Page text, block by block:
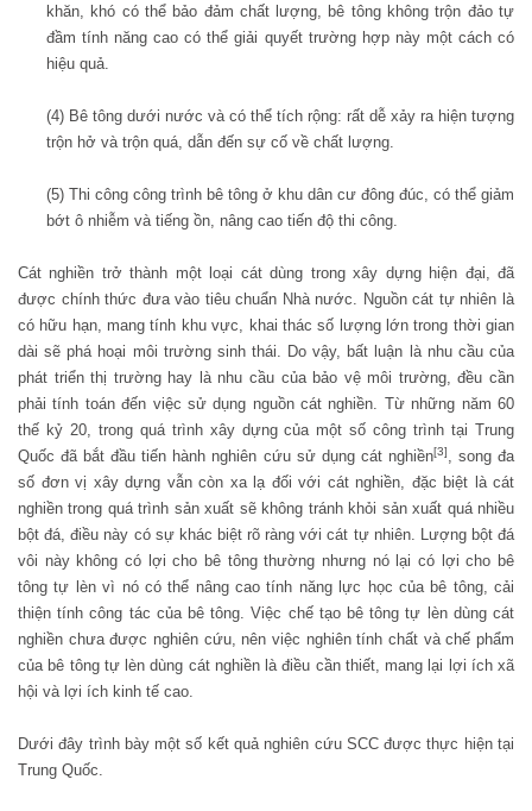
khăn, khó có thể bảo đảm chất lượng, bê tông không trộn đảo tự
đầm tính năng cao có thể giải quyết trường hợp này một cách có
hiệu quả.
(4) Bê tông dưới nước và có thể tích rộng: rất dễ xảy ra hiện tượng
trộn hở và trộn quá, dẫn đến sự cố về chất lượng.
(5) Thi công công trình bê tông ở khu dân cư đông đúc, có thể giảm
bớt ô nhiễm và tiếng ồn, nâng cao tiến độ thi công.
Cát nghiền trở thành một loại cát dùng trong xây dựng hiện đại, đã
được chính thức đưa vào tiêu chuẩn Nhà nước. Nguồn cát tự nhiên là
có hữu hạn, mang tính khu vực, khai thác số lượng lớn trong thời gian
dài sẽ phá hoại môi trường sinh thái. Do vậy, bất luận là nhu cầu của
phát triển thị trường hay là nhu cầu của bảo vệ môi trường, đều cần
phải tính toán đến việc sử dụng nguồn cát nghiền. Từ những năm 60
thế kỷ 20, trong quá trình xây dựng của một số công trình tại Trung
Quốc đã bắt đầu tiến hành nghiên cứu sử dụng cát nghiền[3]
, song đa
số đơn vị xây dựng vẫn còn xa lạ đối với cát nghiền, đặc biệt là cát
nghiền trong quá trình sản xuất sẽ không tránh khỏi sản xuất quá nhiều
bột đá, điều này có sự khác biệt rõ ràng với cát tự nhiên. Lượng bột đá
vôi này không có lợi cho bê tông thường nhưng nó lại có lợi cho bê
tông tự lèn vì nó có thể nâng cao tính năng lực học của bê tông, cải
thiện tính công tác của bê tông. Việc chế tạo bê tông tự lèn dùng cát
nghiền chưa được nghiên cứu, nên việc nghiên tính chất và chế phẩm
của bê tông tự lèn dùng cát nghiền là điều cần thiết, mang lại lợi ích xã
hội và lợi ích kinh tế cao.
Dưới đây trình bày một số kết quả nghiên cứu SCC được thực hiện tại
Trung Quốc.